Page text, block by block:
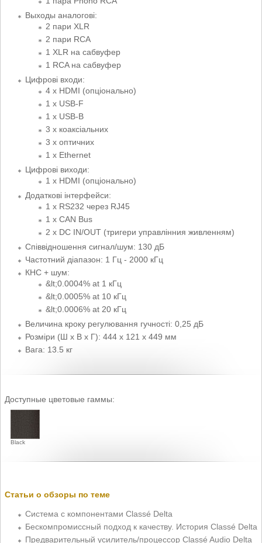
Выходы аналогові:
2 пари XLR
2 пари RCA
1 XLR на сабвуфер
1 RCA на сабвуфер
Цифрові входи:
4 х HDMI (опціонально)
1 x USB-F
1 x USB-B
3 x коаксіальних
3 x оптичних
1 x Ethernet
Цифрові виходи:
1 х HDMI (опціонально)
Додаткові інтерфейси:
1 x RS232 через RJ45
1 x CAN Bus
2 x DC IN/OUT (тригери управлінния живленням)
Співвідношення сигнал/шум: 130 дБ
Частотний діапазон: 1 Гц - 2000 кГц
КНС + шум:
&lt;0.0004% at 1 кГц
&lt;0.0005% at 10 кГц
&lt;0.0006% at 20 кГц
Величина кроку регулювання гучності: 0,25 дБ
Розміри (Ш x В x Г): 444 x 121 x 449 мм
Вага: 13.5 кг
Доступные цветовые гаммы:
Black
Статьи о обзоры по теме
Система с компонентами Classé Delta
Бескомпромиссный подход к качеству. История Classé Delta
Предварительный усилитель/процессор Classé Audio Delta